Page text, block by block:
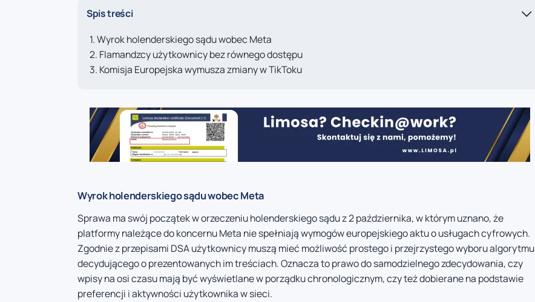
Spis treści
Wyrok holenderskiego sądu wobec Meta
Flamandzcy użytkownicy bez równego dostępu
Komisja Europejska wymusza zmiany w TikToku
Wyrok holenderskiego sądu wobec Meta
Sprawa ma swój początek w orzeczeniu holenderskiego sądu z 2 października, w którym uznano, że
platformy należące do koncernu Meta nie spełniają wymogów europejskiego aktu o usługach cyfrowych.
Zgodnie z przepisami DSA użytkownicy muszą mieć możliwość prostego i przejrzystego wyboru algorytmu
decydującego o prezentowanych im treściach. Oznacza to prawo do samodzielnego zdecydowania, czy
wpisy na osi czasu mają być wyświetlane w porządku chronologicznym, czy też dobierane na podstawie
preferencji i aktywności użytkownika w sieci.